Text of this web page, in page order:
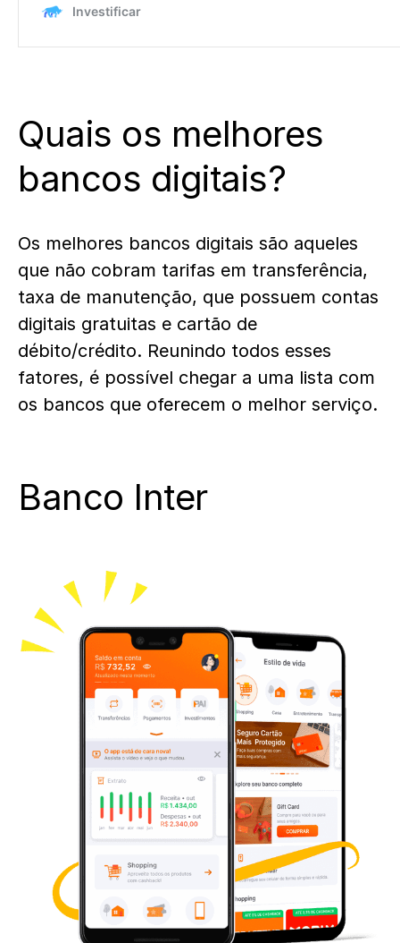
Quais os melhores
bancos digitais?
Os melhores bancos digitais são aqueles
que não cobram tarifas em transferência,
taxa de manutenção, que possuem contas
digitais gratuitas e cartão de
débito/crédito. Reunindo todos esses
fatores, é possível chegar a uma lista com
os bancos que oferecem o melhor serviço.
Banco Inter